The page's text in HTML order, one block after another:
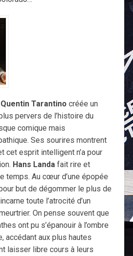
Tarantino créée un
pervers de l’histoire du
comique mais
Ses sourires montrent
cet esprit intelligent n’a pour
Hans Landafait rire et
temps. Au cœur d’une épopée
but de dégommer le plus de
toute l’atrocité d’un
On pense souvent que
ont pu s’épanouir à l’ombre
accédant aux plus hautes
laisser libre cours à leurs